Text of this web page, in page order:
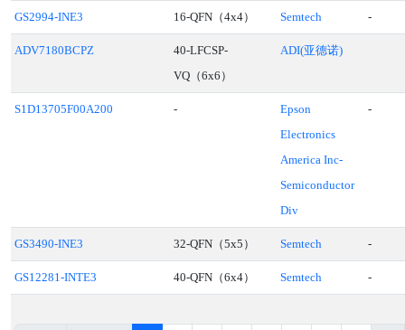
GS2994-INE3 16-QFN（4x4） Semtech -
ADV7180BCPZ
40-LFCSP-
VQ（6x6）
ADI(亚德诺)
S1D13705F00A200 -
Epson
Electronics
America Inc-
Semiconductor
Div
-
GS3490-INE3 32-QFN（5x5） Semtech -
GS12281-INTE3 40-QFN（6x4） Semtech -